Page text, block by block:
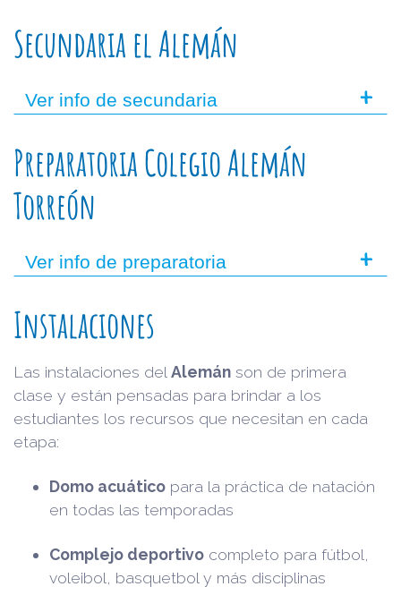
Secundaria el Alemán
Ver info de secundaria +
Preparatoria Colegio Alemán
Torreón
Ver info de preparatoria +
Instalaciones
Las instalaciones del Alemán son de primera
clase y están pensadas para brindar a los
estudiantes los recursos que necesitan en cada
etapa:
Domo acuático para la práctica de natación
en todas las temporadas
Complejo deportivo completo para fútbol,
voleibol, basquetbol y más disciplinas